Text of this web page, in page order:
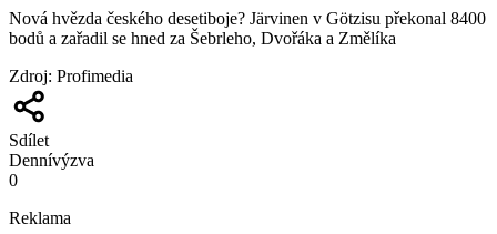
Nová hvězda českého desetiboje? Järvinen v Götzisu překonal 8400
bodů a zařadil se hned za Šebrleho, Dvořáka a Změlíka
Zdroj: Profimedia
Sdílet
Dennívýzva
0
Reklama